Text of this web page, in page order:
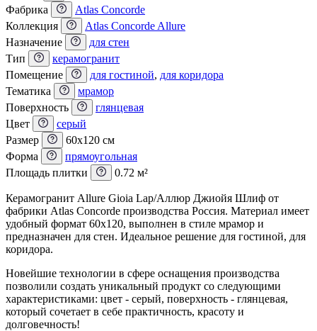
Фабрика
Atlas Concorde
Коллекция
Atlas Concorde Allure
Назначение
для стен
Тип
керамогранит
Помещение
для гостиной, для коридора
Тематика
мрамор
Поверхность
глянцевая
Цвет
серый
Размер
60x120 см
Форма
прямоугольная
Площадь плитки
0.72 м²
Керамогранит Allure Gioia Lap/Аллюр Джиойя Шлиф от
фабрики Atlas Concorde производства Россия. Материал имеет
удобный формат 60x120, выполнен в стиле мрамор и
предназначен для стен. Идеальное решение для гостиной, для
коридора.
Новейшие технологии в сфере оснащения производства
позволили создать уникальный продукт со следующими
характеристиками: цвет - серый, поверхность - глянцевая,
который сочетает в себе практичность, красоту и
долговечность!